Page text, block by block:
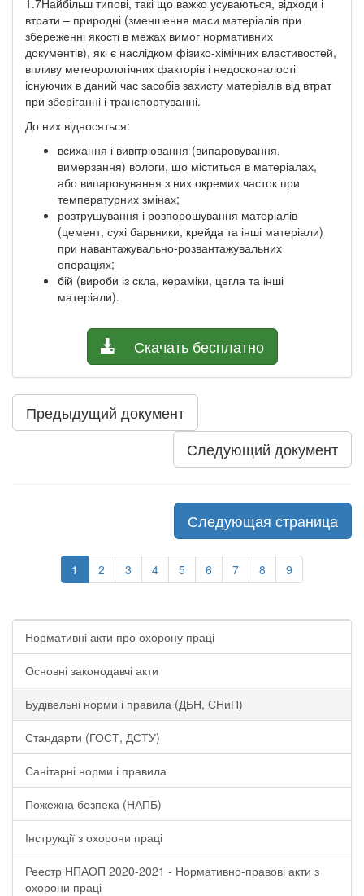
втрати – природні (зменшення маси матеріалів при
збереженні якості в межах вимог нормативних
документів), які є наслідком фізико-хімічних властивостей,
впливу метеорологічних факторів і недосконалості
існуючих в даний час засобів захисту матеріалів від втрат
при зберіганні і транспортуванні.
До них відносяться:
всихання і вивітрювання (випаровування,
вимерзання) вологи, що міститься в матеріалах,
або випаровування з них окремих часток при
температурних змінах;
розтрушування і розпорошування матеріалів
(цемент, сухі барвники, крейда та інші матеріали)
при навантажувально-розвантажувальних
операціях;
бій (вироби із скла, кераміки, цегла та інші
матеріали).
Скачать бесплатно
Предыдущий документ
Следующий документ
Следующая страница
1 2 3 4 5 6 7 8 9
Нормативні акти про охорону праці
Основні законодавчі акти
Будівельні норми і правила (ДБН, СНиП)
Стандарти (ГОСТ, ДСТУ)
Санітарні норми і правила
Пожежна безпека (НАПБ)
Інструкції з охорони праці
Реестр НПАОП 2020-2021 - Нормативно-правові акти з
охорони праці